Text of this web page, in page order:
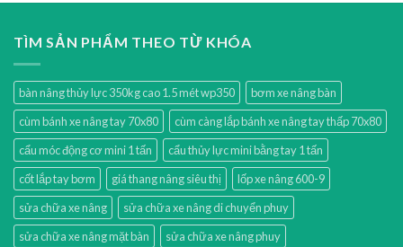
TÌM SẢN PHẨM THEO TỪ KHÓA
bàn nâng thủy lực 350kg cao 1.5 mét wp350
bơm xe nâng bàn
cùm bánh xe nâng tay 70x80
cùm càng lắp bánh xe nâng tay thấp 70x80
cẩu móc động cơ mini 1 tấn
cẩu thủy lực mini bằng tay 1 tấn
cốt lắp tay bơm
giá thang nâng siêu thị
lốp xe nâng 600-9
sửa chữa xe nâng
sửa chữa xe nâng di chuyển phuy
sửa chữa xe nâng mặt bàn
sửa chữa xe nâng phuy